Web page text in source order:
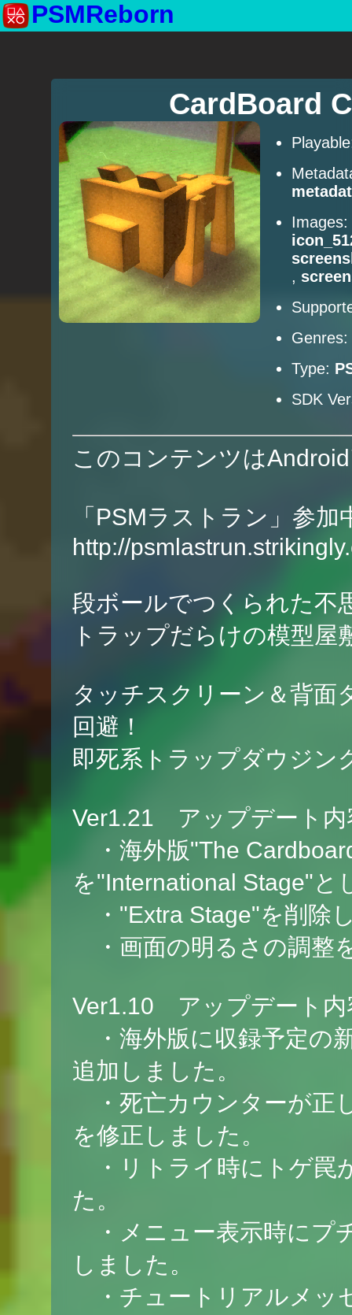
PSMReborn
CardBoard
Images:
,
Genres:
Type:
SDK
このコンテンツは
「PSMラストラン」参加
http://
段ボールでつくられた不
トラップだらけの模型屋
タッチスクリーン＆背面
回避！
即死系トラップダウジン
Ver1.21 アップデート内
・海外版"The
を"International Stage"と
・"Extra Stage"を削除
・画面の明るさの調整
Ver1.10 アップデート内
・海外版に収録予定の
追加しました。
・死亡カウンターが正
を修正しました。
・リトライ時にトゲ罠
た。
・メニュー表示時にプ
しました。
・チュートリアルメッ